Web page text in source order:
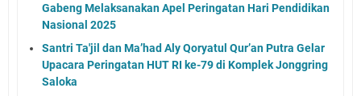
Gabeng Melaksanakan Apel Peringatan Hari Pendidikan
Nasional 2025
Santri Ta'jil dan Ma’had Aly Qoryatul Qur’an Putra Gelar
Upacara Peringatan HUT RI ke-79 di Komplek Jonggring
Saloka